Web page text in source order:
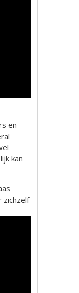
en
kan
zichzelf